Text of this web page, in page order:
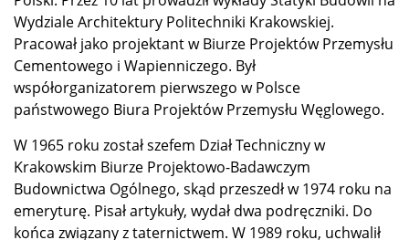
Wydziale Architektury Politechniki Krakowskiej.
Pracował jako projektant w Biurze Projektów Przemysłu
Cementowego i Wapienniczego. Był
współorganizatorem pierwszego w Polsce
państwowego Biura Projektów Przemysłu Węglowego.
W 1965 roku został szefem Dział Techniczny w
Krakowskim Biurze Projektowo-Badawczym
Budownictwa Ogólnego, skąd przeszedł w 1974 roku na
emeryturę. Pisał artykuły, wydał dwa podręczniki. Do
końca związany z taternictwem. W 1989 roku, uchwalił